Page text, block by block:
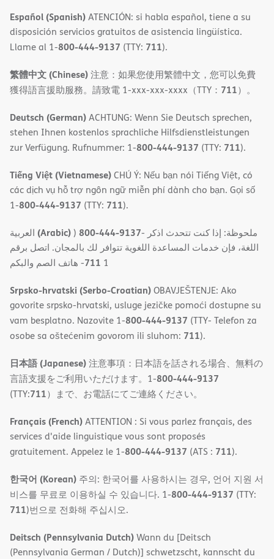
Español (Spanish)ATENCIÓN: si habla español, tiene a su
disposición servicios gratuitos de asistencia lingüística.
Llame al 1-800-444-9137 (TTY: 711).
繁體中文 (Chinese)注意：如果您使用繁體中文，您可以免費
獲得語言援助服務。請致電 1-xxx-xxx-xxxx（TTY： 711）。
Deutsch (German)ACHTUNG: Wenn Sie Deutsch sprechen,
stehen Ihnen kostenlos sprachliche Hilfsdienstleistungen
zur Verfügung. Rufnummer: 1-800-444-9137 (TTY: 711).
Tiếng Việt (Vietnamese)CHÚ Ý: Nếu bạn nói Tiếng Việt, có
các dịch vụ hỗ trợ ngôn ngữ miễn phí dành cho bạn. Gọi số
1-800-444-9137 (TTY: 711).
(Arabic)) 800-444-9137- ملحوظة: إذا كنت تتحدث اذكر
اللغة، فإن خدمات المساعدة اللغویة تتوافر لك بالمجان. اتصل برقم
1
711- ھاتف الصم والبكم
Srpsko-hrvatski (Serbo-Croatian)OBAVJEŠTENJE: Ako
govorite srpsko-hrvatski, usluge jezičke pomoći dostupne su
vam besplatno. Nazovite 1-800-444-9137 (TTY- Telefon za
osobe sa oštećenim govorom ili sluhom: 711).
日本語 (Japanese)注意事項：日本語を話される場合、無料の
言語支援をご利用いただけます。1-800-444-9137
(TTY:711）まで、お電話にてご連絡ください。
Français (French)ATTENTION : Si vous parlez français, des
services d'aide linguistique vous sont proposés
gratuitement. Appelez le 1-800-444-9137 (ATS : 711).
한국어 (Korean) 주의: 한국어를 사용하시는 경우, 언어 지원 서
비스를 무료로 이용하실 수 있습니다. 1-800-444-9137 (TTY:
711)번으로 전화해 주십시오.
Deitsch (Pennsylvania Dutch)Wann du [Deitsch
(Pennsylvania German / Dutch)] schwetzscht, kannscht du